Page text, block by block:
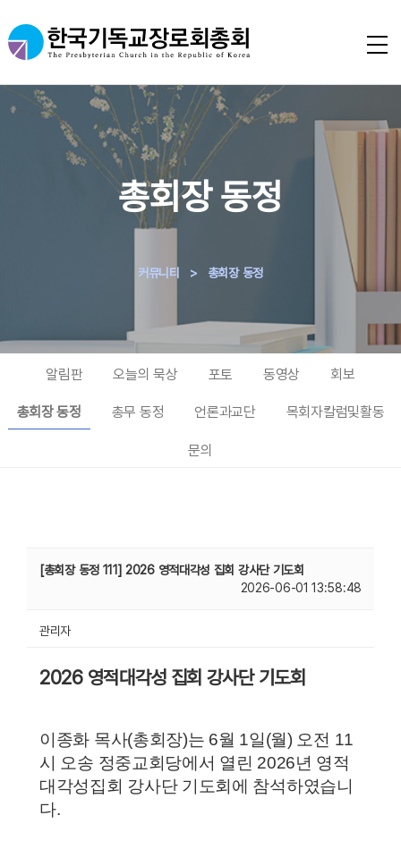
총회장 동정
커뮤니티 > 총회장 동정
알림판 오늘의 묵상 포토 동영상 회보
총회장 동정 총무 동정 언론과교단 목회자칼럼및활동
문의
[총회장 동정 111] 2026 영적대각성 집회 강사단 기도회
2026-06-01 13:58:48
관리자
2026 영적대각성 집회 강사단 기도회
이종화 목사(총회장)는 6월 1일(월) 오전 11
시 오송 정중교회당에서 열린 2026년 영적
대각성집회 강사단 기도회에 참석하였습니
다.